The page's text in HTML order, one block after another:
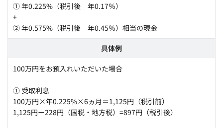
① 年0.225%（税引後 年0.17％）
+
② 年0.575%（税引後 年0.45％）相当の現金
具体例
100万円をお預入れいただいた場合
① 受取利息
100万円×年0.225%×6ヵ月＝1,125円（税引前）
1,125円ー228円（国税・地方税）=897円（税引後）